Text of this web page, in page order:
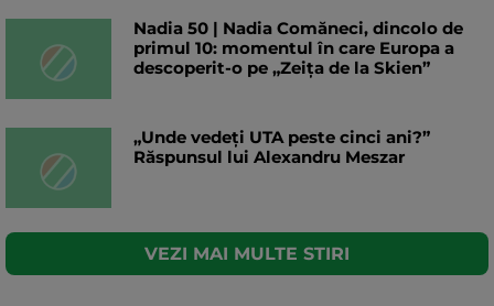
Nadia 50 | Nadia Comăneci, dincolo de
primul 10: momentul în care Europa a
descoperit-o pe „Zeița de la Skien”
„Unde vedeți UTA peste cinci ani?”
Răspunsul lui Alexandru Meszar
VEZI MAI MULTE STIRI